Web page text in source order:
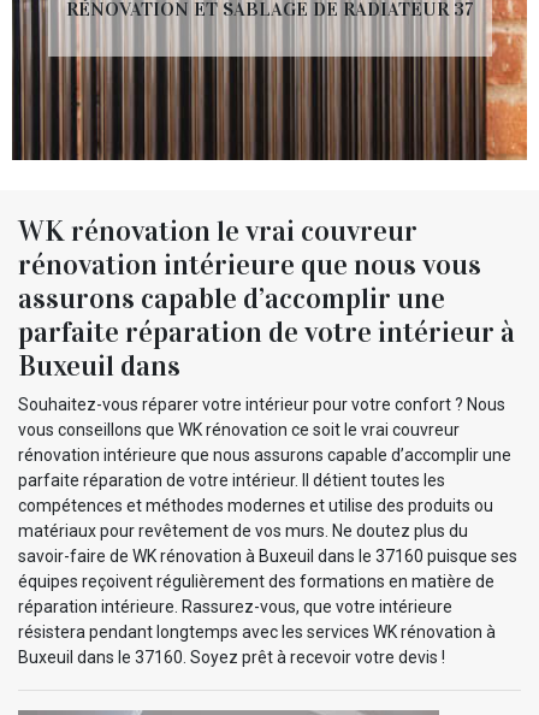
RÉNOVATION ET SABLAGE DE RADIATEUR 37
WK rénovation le vrai couvreur
rénovation intérieure que nous vous
assurons capable d’accomplir une
parfaite réparation de votre intérieur à
Buxeuil dans
Souhaitez-vous réparer votre intérieur pour votre confort ? Nous
vous conseillons que WK rénovation ce soit le vrai couvreur
rénovation intérieure que nous assurons capable d’accomplir une
parfaite réparation de votre intérieur. Il détient toutes les
compétences et méthodes modernes et utilise des produits ou
matériaux pour revêtement de vos murs. Ne doutez plus du
savoir-faire de WK rénovation à Buxeuil dans le 37160 puisque ses
équipes reçoivent régulièrement des formations en matière de
réparation intérieure. Rassurez-vous, que votre intérieure
résistera pendant longtemps avec les services WK rénovation à
Buxeuil dans le 37160. Soyez prêt à recevoir votre devis !